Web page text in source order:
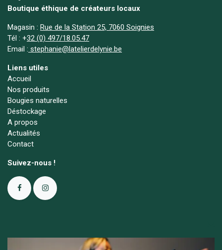
Boutique éthique de créateurs locaux
Magasin : Rue de la Station 25, 7060 Soignies
Tél : +32 (0) 497/18.05.47
Email : stephanie@latelierdelynie.be
Liens utiles
Accueil
Nos produits
Bougies naturelles
Déstockage
A propos
Actualités
Contact
Suivez-nous !